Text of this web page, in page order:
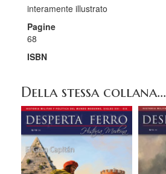
interamente illustrato
Pagine
68
ISBN
Della stessa collana...